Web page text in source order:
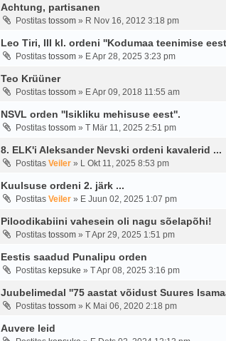
Achtung, partisanen
Postitas tossom » R Nov 16, 2012 3:18 pm
Leo Tiri, III kl. ordeni ''Kodumaa teenimise
Postitas tossom » E Apr 28, 2025 3:23 pm
Teo Krüüner
Postitas tossom » E Apr 09, 2018 11:55 am
NSVL orden ''Isikliku mehisuse eest''.
Postitas tossom » T Mär 11, 2025 2:51 pm
8. ELK'i Aleksander Nevski ordeni kavalerid ...
Postitas Veiler » L Okt 11, 2025 8:53 pm
Kuulsuse ordeni 2. järk ...
Postitas Veiler » E Juun 02, 2025 1:07 pm
Piloodikabiini vahesein oli nagu sõelapõhi!
Postitas tossom » T Apr 29, 2025 1:51 pm
Eestis saadud Punalipu orden
Postitas kepsuke » T Apr 08, 2025 3:16 pm
Juubelimedal ''75 aastat võidust Suures
Postitas tossom » K Mai 06, 2020 2:18 pm
Auvere leid